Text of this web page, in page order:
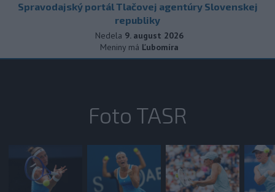
Spravodajský portál Tlačovej agentúry Slovenskej
republiky
Nedela 9. august 2026
Meniny má Ľubomíra
Foto TASR